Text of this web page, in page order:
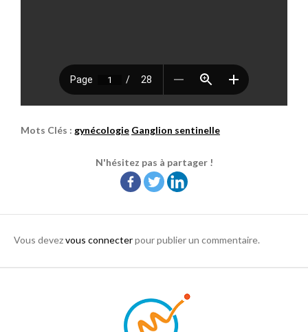
Mots Clés : gynécologie Ganglion sentinelle
N'hésitez pas à partager !
Vous devezvous connecterpour publier un commentaire.